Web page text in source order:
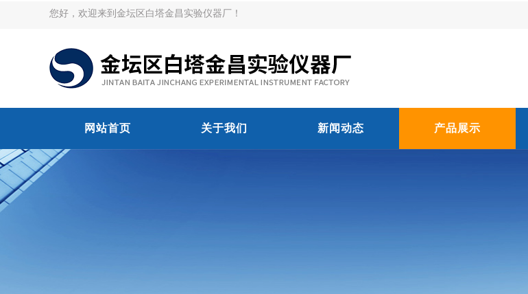
您好，欢迎来到金坛区白塔金昌实验仪器厂！
网站首页 关于我们 新闻动态 产品展示